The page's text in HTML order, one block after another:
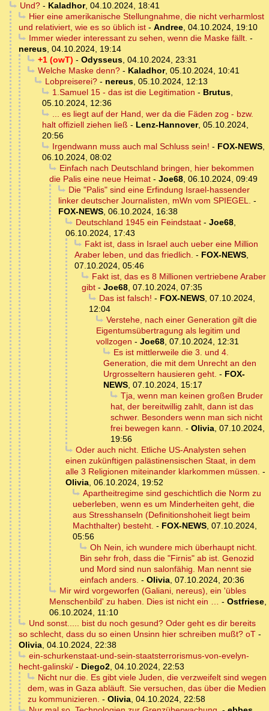
Und?- Kaladhor, 04.10.2024, 18:41
Hier eine amerikanische Stellungnahme, die nicht verharmlost
und relativiert, wie es so üblich ist - Andree, 04.10.2024, 19:10
Immer wieder interessant zu sehen, wenn die Maske fällt. -
nereus, 04.10.2024, 19:14
+1 (owT) - Odysseus, 04.10.2024, 23:31
Welche Maske denn?- Kaladhor, 05.10.2024, 10:41
Lobpreiserei?- nereus, 05.10.2024, 12:13
1.Samuel 15 - das ist die Legitimation - Brutus,
05.10.2024, 12:36
... es liegt auf der Hand, wer da die Fäden zog - bzw.
halt offiziell ziehen ließ - Lenz-Hannover, 05.10.2024,
20:56
Irgendwann muss auch mal Schluss sein! - FOX-NEWS,
06.10.2024, 08:02
Einfach nach Deutschland bringen, hier bekommen
die Palis eine neue Heimat - Joe68, 06.10.2024, 09:49
Die "Palis" sind eine Erfindung Israel-hassender
linker deutscher Journalisten, mWn vom SPIEGEL. -
FOX-NEWS, 06.10.2024, 16:38
Deutschland 1945 ein Feindstaat- Joe68,
06.10.2024, 17:43
Fakt ist, dass in Israel auch ueber eine Million
Araber leben, und das friedlich. - FOX-NEWS,
07.10.2024, 05:46
Fakt ist, das es 8 Millionen vertriebene Araber
gibt - Joe68, 07.10.2024, 07:35
Das ist falsch! - FOX-NEWS, 07.10.2024,
12:04
Verstehe, nach einer Generation gilt die
Eigentumsübertragung als legitim und
vollzogen - Joe68, 07.10.2024, 12:31
Es ist mittlerweile die 3. und 4.
Generation, die mit dem Unrecht an den
Urgrosseltern hausieren geht. - FOX-
NEWS, 07.10.2024, 15:17
Tja, wenn man keinen großen Bruder
hat, der bereitwillig zahlt, dann ist das
schwer. Besonders wenn man sich nicht
frei bewegen kann. - Olivia, 07.10.2024,
19:56
Oder auch nicht. Etliche US-Analysten sehen
einen zukünftigen palästinensischen Staat, in dem
alle 3 Religionen miteinander klarkommen müssen. -
Olivia, 06.10.2024, 19:52
Apartheitregime sind geschichtlich die Norm zu
ueberleben, wenn es um Minderheiten geht, die
aus Stresshanseln (Definitionshoheit liegt beim
Machthalter) besteht. - FOX-NEWS, 07.10.2024,
05:56
Oh Nein, ich wundere mich überhaupt nicht.
Bin sehr froh, dass die "Firnis" ab ist. Genozid
und Mord sind nun salonfähig. Man nennt sie
einfach anders. - Olivia, 07.10.2024, 20:36
Mir wird vorgeworfen (Galiani, nereus), ein 'übles
Menschenbild' zu haben. Dies ist nicht ein … - Ostfriese,
06.10.2024, 11:10
Und sonst..... bist du noch gesund? Oder geht es dir bereits
so schlecht, dass du so einen Unsinn hier schreiben mußt? oT -
Olivia, 04.10.2024, 22:38
ein-schurkenstaat-und-sein-staatsterrorismus-von-evelyn-
hecht-galinski/ - Diego2, 04.10.2024, 22:53
Nicht nur die. Es gibt viele Juden, die verzweifelt sind wegen
dem, was in Gaza abläuft. Sie versuchen, das über die Medien
zu kommunizieren. - Olivia, 04.10.2024, 22:58